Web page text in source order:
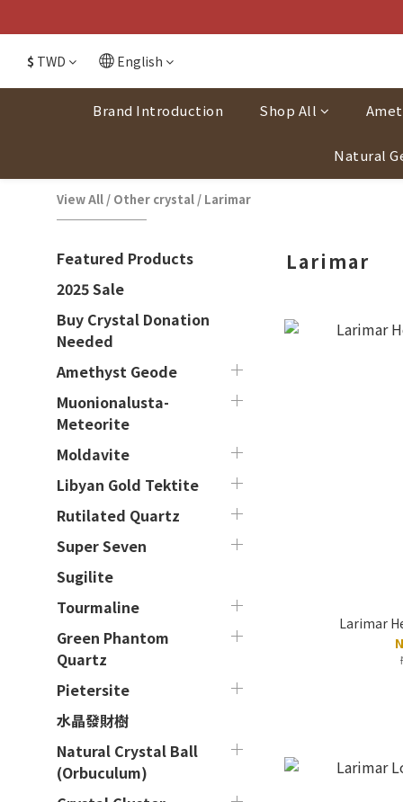
$ TWD English
Brand Introduction Shop All
Natural
View All / Other crystal / Larimar
Featured Products
2025 Sale
Buy Crystal Donation
Needed
Amethyst Geode
Muonionalusta-
Meteorite
Moldavite
Libyan Gold Tektite
Rutilated Quartz
Super Seven
Sugilite
Tourmaline
Green Phantom
Quartz
Pietersite
水晶發財樹
Natural Crystal Ball
(Orbuculum)
Larimar
Larimar